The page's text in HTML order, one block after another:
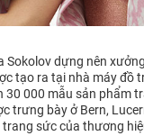
Sokolov dựng nên
tạo ra tại nhà máy đồ
30 000 mẫu sản phẩm
trưng bày ở Bern,
sức của thương